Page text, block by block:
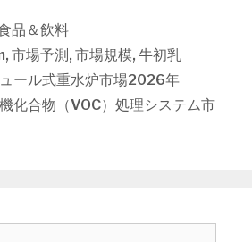
品＆飲料
, 市場予測 , 市場規模, 牛初乳
ール式重水炉市場2026年
化合物（VOC）処理システム市